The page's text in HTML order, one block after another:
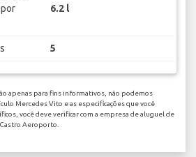
6.2 l
5
apenas para fins informativos, não podemos
Mercedes Vito e as especificações que você
você deve verificar com a empresa de aluguel de
Aeroporto.